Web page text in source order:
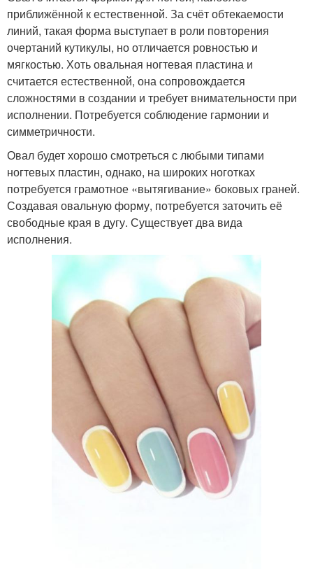
приближённой к естественной. За счёт обтекаемости
линий, такая форма выступает в роли повторения
очертаний кутикулы, но отличается ровностью и
мягкостью. Хоть овальная ногтевая пластина и
считается естественной, она сопровождается
сложностями в создании и требует внимательности при
исполнении. Потребуется соблюдение гармонии и
симметричности.
Овал будет хорошо смотреться с любыми типами
ногтевых пластин, однако, на широких ноготках
потребуется грамотное «вытягивание» боковых граней.
Создавая овальную форму, потребуется заточить её
свободные края в дугу. Существует два вида
исполнения.